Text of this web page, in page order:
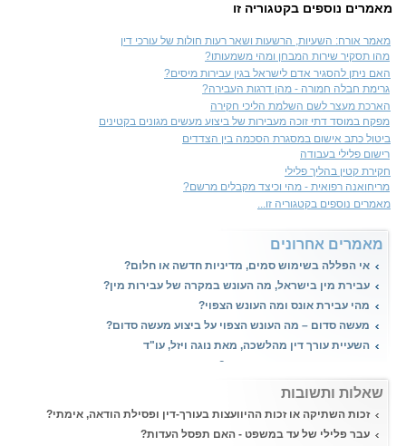
מאמרים נוספים בקטגוריה זו
מאמר אורח: השעיות, הרשעות ושאר רעות חולות של עורכי דין
מהו תסקיר שירות המבחן ומהי משמעותו?
האם ניתן להסגיר אדם לישראל בגין עבירות מיסים?
גרימת חבלה חמורה - מהן דרגות העבירה?
הארכת מעצר לשם השלמת הליכי חקירה
מפקח במוסד דתי זוכה מעבירות של ביצוע מעשים מגונים בקטינים
ביטול כתב אישום במסגרת הסכמה בין הצדדים
רישום פלילי בעבודה
חקירת קטין בהליך פלילי
מריחואנה רפואית - מהי וכיצד מקבלים מרשם?
מאמרים נוספים בקטגוריה זו...
מאמרים אחרונים
אי הפללה בשימוש סמים, מדיניות חדשה או חלום?
עבירת מין בישראל, מה העונש במקרה של עבירות מין?
מהי עבירת אונס ומה העונש הצפוי?
מעשה סדום – מה העונש הצפוי על ביצוע מעשה סדום?
השעיית עורך דין מהלשכה, מאת נוגה ויזל, עו"ד
הטרדה מינית, איך יוצאים מזה?
שאלות ותשובות
זכות השתיקה או זכות ההיוועצות בעורך-דין ופסילת הודאה, אימתי?
עבר פלילי של עד במשפט - האם תפסל העדות?